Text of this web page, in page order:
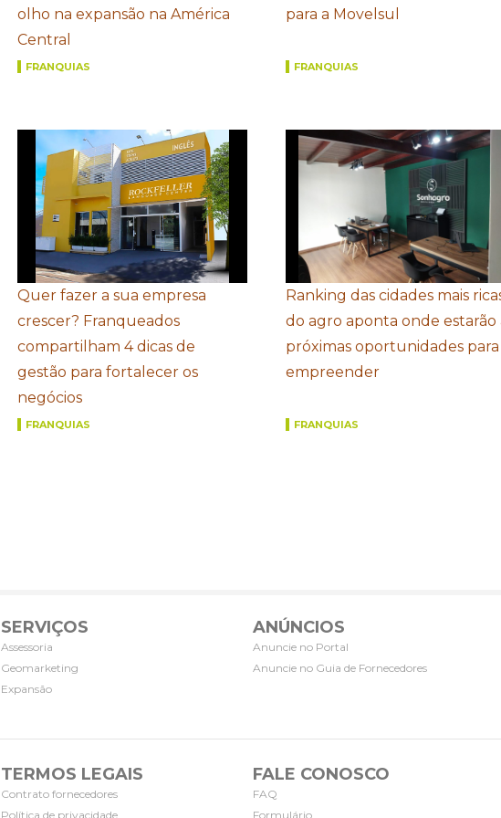
olho na expansão na América
Central
FRANQUIAS
para a Movelsul
FRANQUIAS
Quer fazer a sua empresa
crescer? Franqueados
compartilham 4 dicas de
gestão para fortalecer os
negócios
FRANQUIAS
Ranking das cidades mais
do agro aponta onde estarão
próximas oportunidades para
empreender
FRANQUIAS
SERVIÇOS
Assessoria
Geomarketing
Expansão
ANÚNCIOS
Anuncie no Portal
Anuncie no Guia de Fornecedores
TERMOS LEGAIS
Contrato fornecedores
Política de privacidade
FALE CONOSCO
FAQ
Formulário